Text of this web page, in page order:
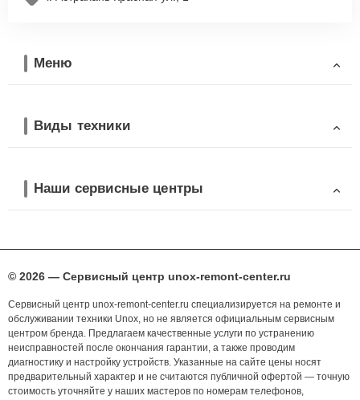
Меню
Виды техники
Наши сервисные центры
© 2026 — Сервисный центр unox-remont-center.ru
Сервисный центр unox-remont-center.ru специализируется на ремонте и
обслуживании техники Unox, но не является официальным сервисным
центром бренда. Предлагаем качественные услуги по устранению
неисправностей после окончания гарантии, а также проводим
диагностику и настройку устройств. Указанные на сайте цены носят
предварительный характер и не считаются публичной офертой — точную
стоимость уточняйте у наших мастеров по номерам телефонов,